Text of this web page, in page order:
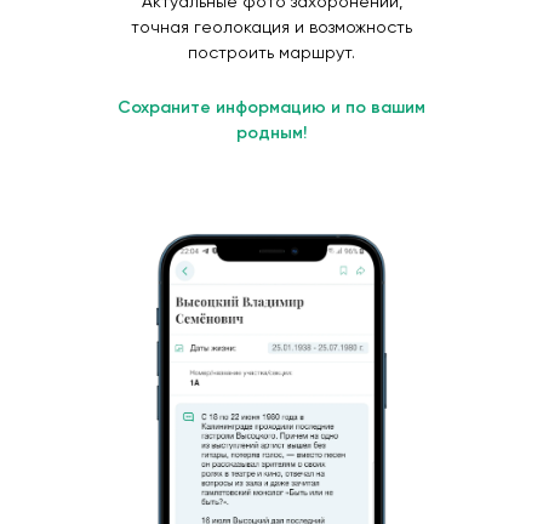
точная геолокация и возможность
построить маршрут.
Сохраните информацию и по вашим
родным!